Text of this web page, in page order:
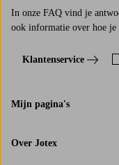
In onze FAQ vind je
ook informatie over hoe je
Klantenservice
Mijn pagina's
Over Jotex